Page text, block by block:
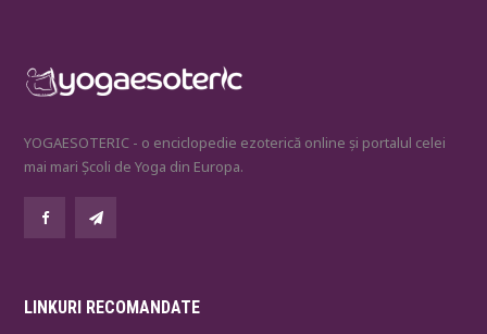
YOGAESOTERIC - o enciclopedie ezoterică online și portalul celei
mai mari Școli de Yoga din Europa.
LINKURI RECOMANDATE